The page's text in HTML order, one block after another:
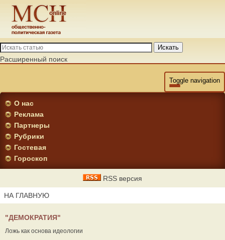
Искать
Расширенный поиск
Toggle navigation
О нас
Реклама
Партнеры
Рубрики
Гостевая
Гороскоп
RSS версия
НА ГЛАВНУЮ
"ДЕМОКРАТИЯ"
Ложь как основа идеологии